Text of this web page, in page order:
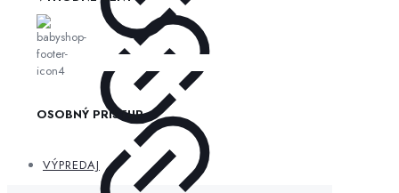
VÝPREDAJ
OSOBNÝ PRÍSTUP